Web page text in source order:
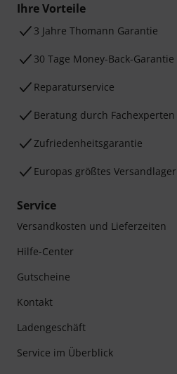
Ihre Vorteile
3 Jahre Thomann Garantie
30 Tage Money-Back-Garantie
Reparaturservice
Beratung durch Fachexperten
Zufriedenheitsgarantie
Europas größtes Versandlager
Service
Versandkosten und Lieferzeiten
Hilfe-Center
Gutscheine
Kontakt
Ladengeschäft
Service im Überblick